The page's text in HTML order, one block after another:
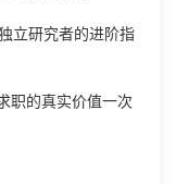
立研究者的进阶指
职的真实价值一次